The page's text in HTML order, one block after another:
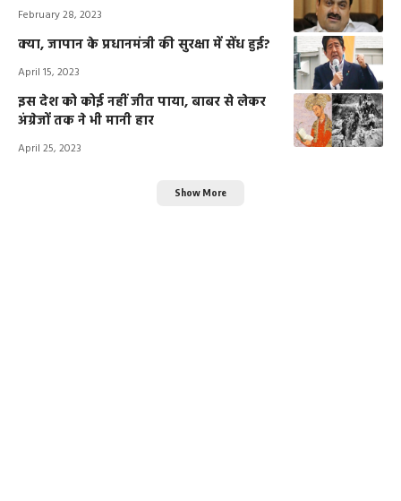
February 28, 2023
क्या, जापान के प्रधानमंत्री की सुरक्षा में सेंध हुई?
April 15, 2023
इस देश को कोई नहीं जीत पाया, बाबर से लेकर
अंग्रेजों तक ने भी मानी हार
April 25, 2023
Show More